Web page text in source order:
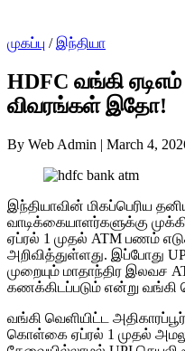
முகப்பு / இந்தியா
HDFC வங்கி
விவரங்கள் இதோ!
By Web Admin | March 4,
இந்தியாவின் மிகப்பெரிய
வாடிக்கையாளர்களுக்கு
ஏப்ரல் 1 முதல் ATM பணம்
அறிவித்துள்ளது. இப்போது
முறையும் மாதாந்திர இலவச
கணக்கிடப்படும் என்று வங்கி
வங்கி வெளியிட்ட
கொள்கை ஏப்ரல் 1 முதல்